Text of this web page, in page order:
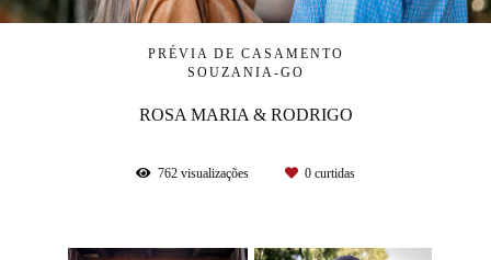
PRÉVIA DE CASAMENTO
SOUZANIA-GO
ROSA MARIA & RODRIGO
762 visualizações 0 curtidas